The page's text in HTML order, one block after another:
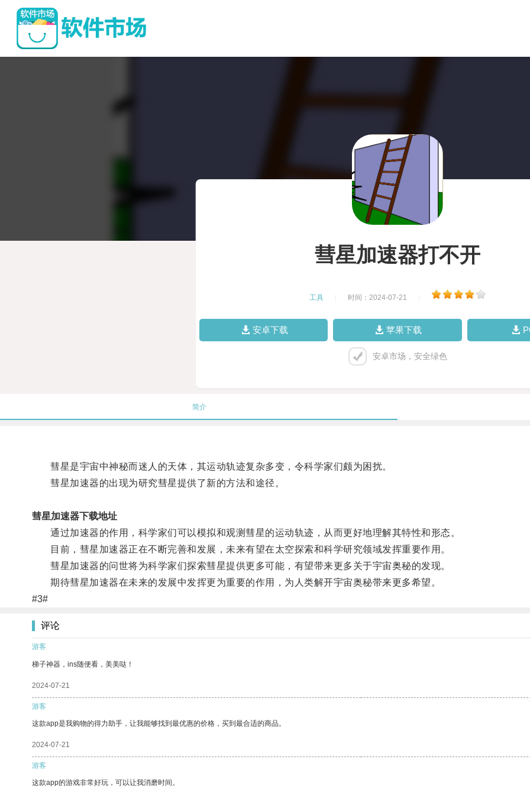
彗星加速器打不开
工具 时间：2024-07-21
安卓下载 苹果下载
安卓市场，安全绿色
简介
彗星是宇宙中神秘而迷人的天体，其运动轨迹复杂多变，令科学家们颇为困扰。
彗星加速器的出现为研究彗星提供了新的方法和途径。
彗星加速器下载地址
通过加速器的作用，科学家们可以模拟和观测彗星的运动轨迹，从而更好地理解其特性和形态。
目前，彗星加速器正在不断完善和发展，未来有望在太空探索和科学研究领域发挥重要作用。
彗星加速器的问世将为科学家们探索彗星提供更多可能，有望带来更多关于宇宙奥秘的发现。
期待彗星加速器在未来的发展中发挥更为重要的作用，为人类解开宇宙奥秘带来更多希望。
#3#
评论
游客
梯子神器，ins随便看，美美哒！
2024-07-21
游客
这款app是我购物的得力助手，让我能够找到最优惠的价格，买到最合适的商品。
2024-07-21
游客
这款app的游戏非常好玩，可以让我消磨时间。